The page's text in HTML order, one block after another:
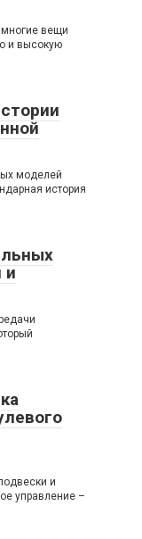
вещи
и высокую
моделей
история
и
и
управление –